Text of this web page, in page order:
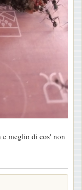
e meglio di cos' non